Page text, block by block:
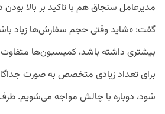
مدیرعامل سنجاق هم با تاکید بر بالا
گفت: «شاید وقتی حجم سفارش‌ها زیاد
بیشتری داشته باشد، کمیسیون‌ها
برای تعداد زیادی متخصص به صورت
شود، دوباره با چالش مواجه می‌شویم.